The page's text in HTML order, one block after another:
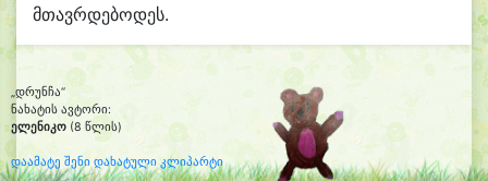
მთავრდებოდეს.
„დრუნჩა“
ნახატის ავტორი:
ელენიკო (8 წლის)
დაამატე შენი დახატული კლიპარტი